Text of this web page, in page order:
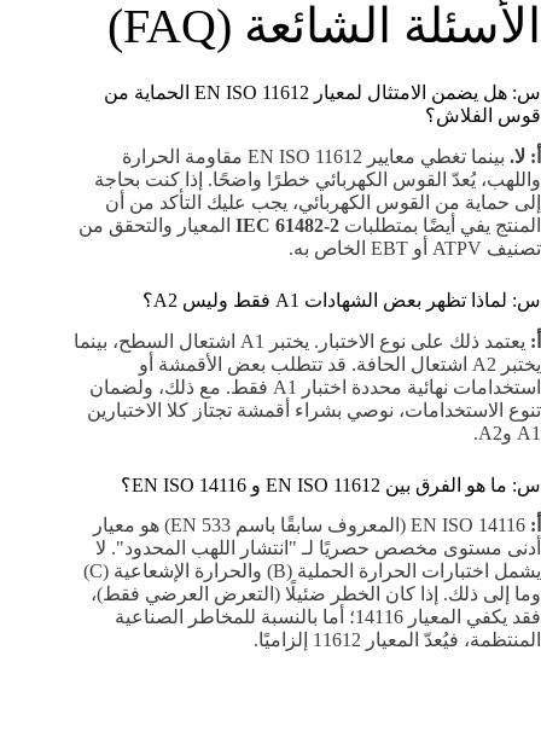
الأسئلة الشائعة (FAQ)
س: هل يضمن الامتثال لمعيار EN ISO 11612 الحماية من
قوس الفلاش؟
أ: لا.
بينما تغطي معايير EN ISO 11612 مقاومة الحرارة
واللهب، يُعدّ القوس الكهربائي خطرًا واضحًا. إذا كنت بحاجة
إلى حماية من القوس الكهربائي، يجب عليك التأكد من أن
المنتج يفي أيضًا بمتطلبات IEC 61482-2 المعيار والتحقق من
تصنيف ATPV أو EBT الخاص به.
س: لماذا تظهر بعض الشهادات A1 ​​فقط وليس A2؟
أ:
يعتمد ذلك على نوع الاختبار. يختبر A1 اشتعال السطح، بينما
يختبر A2 اشتعال الحافة. ​​قد تتطلب بعض الأقمشة أو
استخدامات نهائية محددة اختبار A1 فقط. مع ذلك، ولضمان
تنوع الاستخدامات، نوصي بشراء أقمشة تجتاز كلا الاختبارين
A1 وA2.
س: ما هو الفرق بين EN ISO 11612 و EN ISO 14116؟
أ:
EN ISO 14116 (المعروف سابقًا باسم EN 533) هو معيار
أدنى مستوى مخصص حصريًا لـ "انتشار اللهب المحدود". لا
يشمل اختبارات الحرارة الحملية (B) والحرارة الإشعاعية (C)
وما إلى ذلك. إذا كان الخطر ضئيلًا (التعرض العرضي فقط)،
فقد يكفي المعيار 14116؛ أما بالنسبة للمخاطر الصناعية
المنتظمة، فيُعدّ المعيار 11612 إلزاميًا.